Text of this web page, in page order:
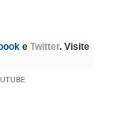
e Twitter. Visite